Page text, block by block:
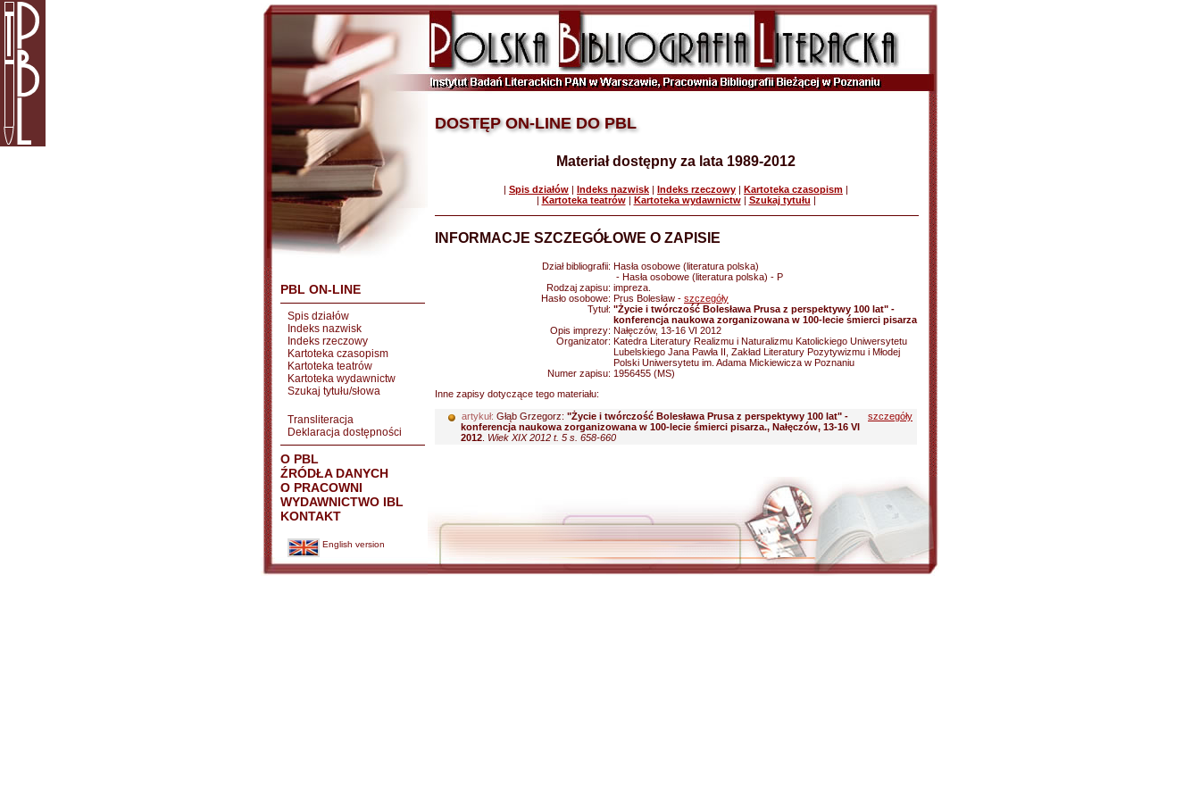
PBL ON-LINE
Spis działów
Indeks nazwisk
Indeks rzeczowy
Kartoteka czasopism
Kartoteka teatrów
Kartoteka wydawnictw
Szukaj tytułu/słowa
Transliteracja
Deklaracja dostępności
O PBL
ŹRÓDŁA DANYCH
O PRACOWNI
WYDAWNICTWO IBL
KONTAKT
English version
DOSTĘP ON-LINE DO PBL
Materiał dostępny za lata 1989-2012
| Spis działów | Indeks nazwisk | Indeks rzeczowy | Kartoteka czasopism |
| Kartoteka teatrów| Kartoteka wydawnictw| Szukaj tytułu |
INFORMACJE SZCZEGÓŁOWE O ZAPISIE
Dział bibliografii: Hasła osobowe (literatura polska)
- Hasła osobowe (literatura polska) - P
Rodzaj zapisu: impreza.
Hasło osobowe: Prus Bolesław - szczegóły
Tytuł: "Życie i twórczość Bolesława Prusa z perspektywy 100 lat" -
konferencja naukowa zorganizowana w 100-lecie śmierci pisarza
Opis imprezy: Nałęczów, 13-16 VI 2012
Organizator: Katedra Literatury Realizmu i Naturalizmu Katolickiego Uniwersytetu
Lubelskiego Jana Pawła II, Zakład Literatury Pozytywizmu i Młodej
Polski Uniwersytetu im. Adama Mickiewicza w Poznaniu
Numer zapisu: 1956455 (MS)
Inne zapisy dotyczące tego materiału:
artykuł: Głąb Grzegorz: "Życie i twórczość Bolesława Prusa z perspektywy 100 lat" -
konferencja naukowa zorganizowana w 100-lecie śmierci pisarza., Nałęczów, 13-16 VI
2012 Wiek XIX 2012 t. 5 s. 658-660
szczegóły